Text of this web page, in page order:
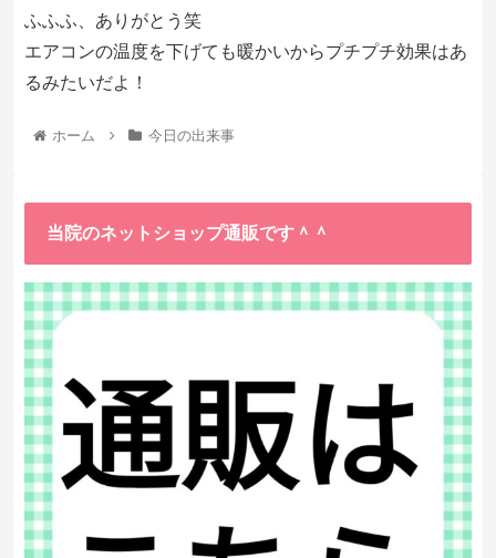
ふふふ、ありがとう笑
エアコンの温度を下げても暖かいからプチプチ効果はあ
るみたいだよ！
ホーム 今日の出来事
当院のネットショップ通販です＾＾